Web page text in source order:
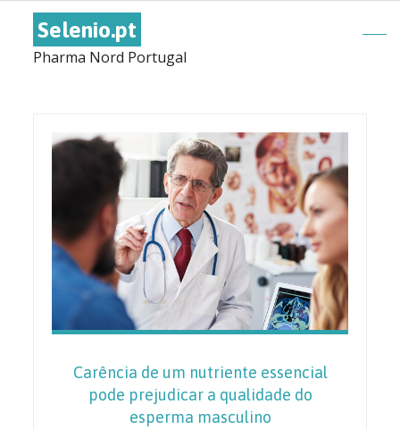
Selenio.pt
Pharma Nord Portugal
Carência de um nutriente essencial
pode prejudicar a qualidade do
esperma masculino